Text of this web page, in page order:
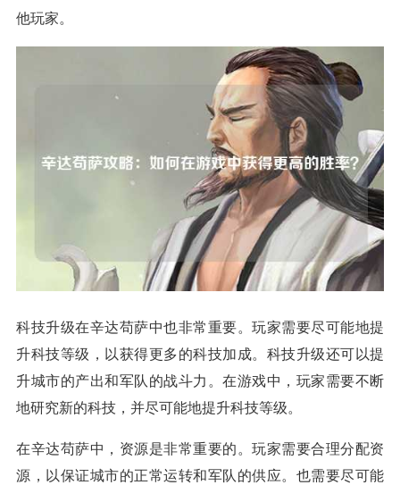
他玩家。
科技升级在辛达苟萨中也非常重要。玩家需要尽可能地提
升科技等级，以获得更多的科技加成。科技升级还可以提
升城市的产出和军队的战斗力。在游戏中，玩家需要不断
地研究新的科技，并尽可能地提升科技等级。
在辛达苟萨中，资源是非常重要的。玩家需要合理分配资
源，以保证城市的正常运转和军队的供应。也需要尽可能